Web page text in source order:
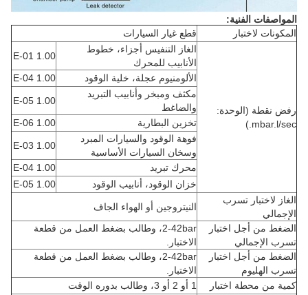
المواصفات الفنية:
المكونات لاختبار
قطع غيار السيارات
رفض نقطة (الوحدة:
mbar.l/sec.)
الغاز التنفيس أجزاء، خطوط
الأنابيب للمحرك
1.00 E-01
الألومنيوم عجلة، خلية الوقود
1.00 E-04
مكثف ومبخر وأنابيب التبريد
والضاغط
1.00 E-05
تخزين البطارية
1.00 E-06
فوهة الوقود والسيارات المبرد
وسخان السيارات الأساسية
1.00 E-03
محرك تبريد
1.00 E-04
خزان الوقود، أنابيب الوقود
1.00 E-05
الغاز لاختبار تسرب
الإجمالي
النيتروجين أو الهواء الجاف
الضغط من أجل اختبار
تسرب الإجمالي
2-42bar، وطالب بضغط العمل من قطعة
الاختبار.
الضغط من أجل اختبار
تسرب الهليوم
2-42bar، وطالب بضغط العمل من قطعة
الاختبار.
كمية من محطة اختبار